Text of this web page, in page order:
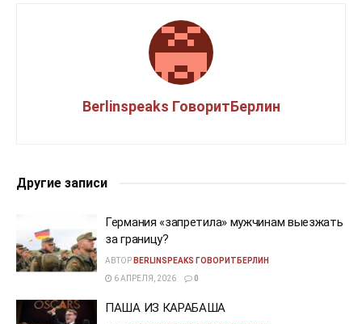
Berlinspeaks ГоворитБерлин
Другие записи
Германия «запретила» мужчинам выезжать
за границу?
АВТОР BERLINSPEAKS ГОВОРИТБЕРЛИН
6 АПРЕЛЯ, 2026
0
ПАША ИЗ КАРАБАША